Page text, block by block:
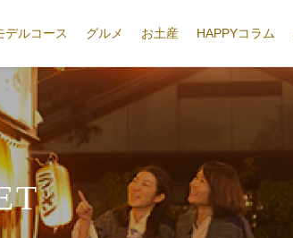
デルコース グルメ お土産 HAPPYコラム